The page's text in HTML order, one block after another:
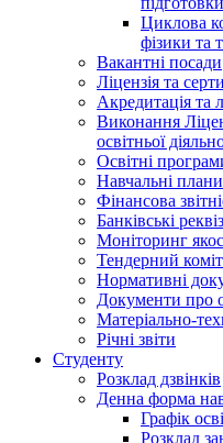
Циклова
фізики та
Вакантні посади
Ліцензія та
Акредитація та
Виконання
освітньої
Освітні
Навчальні плани
Фінансова
Банківські
Моніторинг
Тендерний
Нормативні
Документи про
Матеріально-
Річні звіти
Студенту
Розклад дзвінків
Денна форма
Графік
Розклад